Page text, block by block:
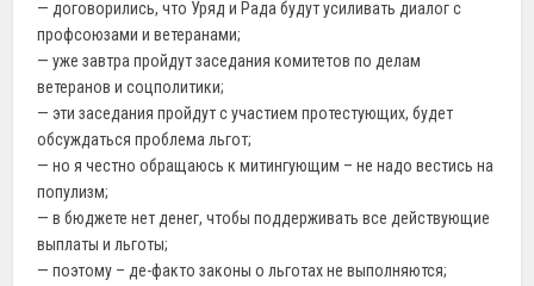
— договорились, что Уряд и Рада будут усиливать диалог с
профсоюзами и ветеранами;
— уже завтра пройдут заседания комитетов по делам
ветеранов и соцполитики;
— эти заседания пройдут с участием протестующих, будет
обсуждаться проблема льгот;
— но я честно обращаюсь к митингующим – не надо вестись на
популизм;
— в бюджете нет денег, чтобы поддерживать все действующие
выплаты и льготы;
— поэтому – де-факто законы о льготах не выполняются;